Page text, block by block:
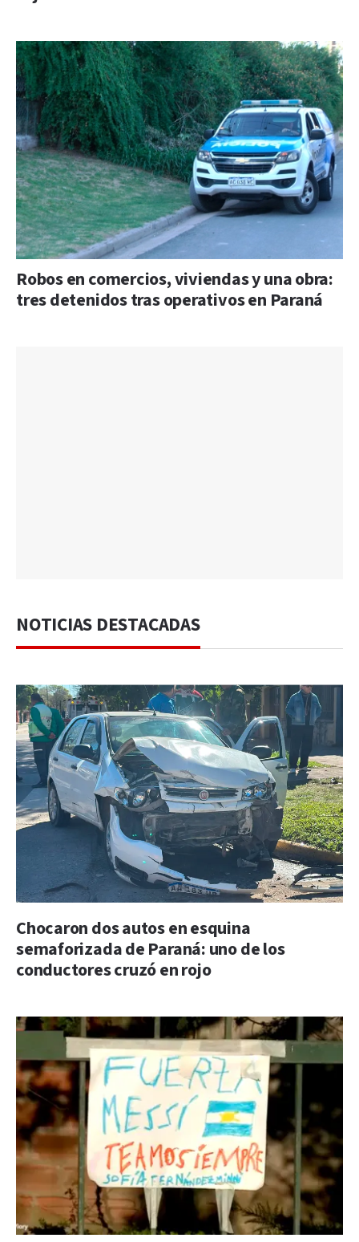
Robos en comercios, viviendas y una obra:
tres detenidos tras operativos en Paraná
NOTICIAS DESTACADAS
Chocaron dos autos en esquina
semaforizada de Paraná: uno de los
conductores cruzó en rojo